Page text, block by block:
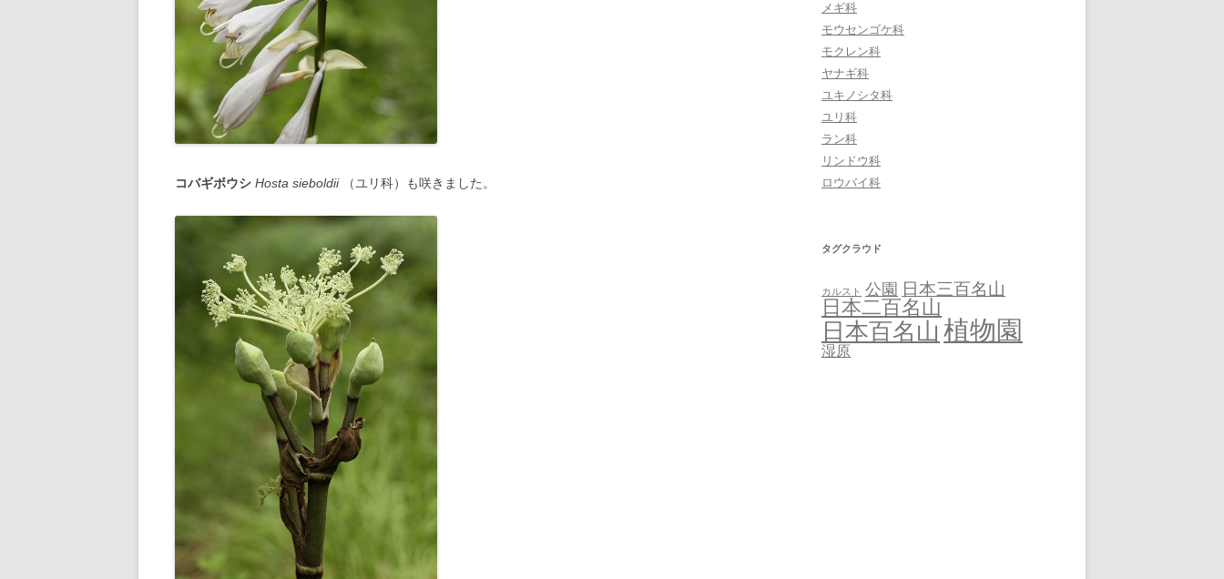
コバギボウシ Hosta sieboldii（ユリ科）も咲きました。
メギ科
モウセンゴケ科
モクレン科
ヤナギ科
ユキノシタ科
ユリ科
ラン科
リンドウ科
ロウバイ科
タグクラウド
カルスト 公園 日本三百名山
日本二百名山
日本百名山 植物園
湿原